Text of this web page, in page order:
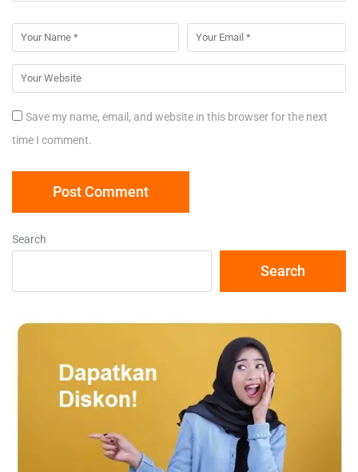
Save my name, email, and website in this browser for the next
time I comment.
Search
Search